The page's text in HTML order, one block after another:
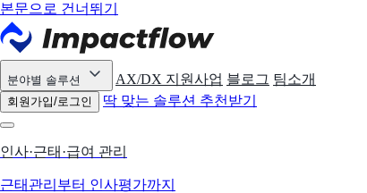
본문으로 건너뛰기
분야별 솔루션 AX/DX 지원사업 블로그 팀소개
회원가입/로그인 딱 맞는 솔루션 추천받기
인사·근태·급여 관리
근태관리부터 인사평가까지